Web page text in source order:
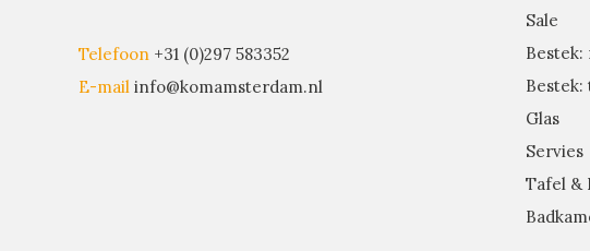
Telefoon +31 (0)297 583352
E-mail info@komamsterdam.nl
Sale
Bestek:
Bestek:
Glas
Servies
Tafel &